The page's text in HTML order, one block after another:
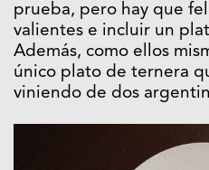
prueba, pero hay que
valientes e incluir un
Además, como ellos
único plato de ternera
viniendo de dos